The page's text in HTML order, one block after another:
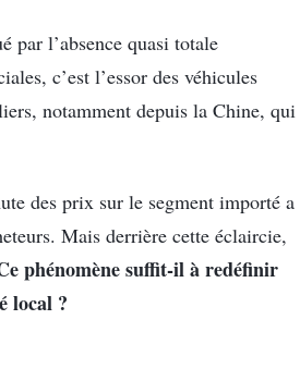
par l’absence quasi totale
c’est l’essor des véhicules
notamment depuis la Chine, qui
des prix sur le segment importé a
Mais derrière cette éclaircie,
phénomène suffit-il à redéfinir
local ?